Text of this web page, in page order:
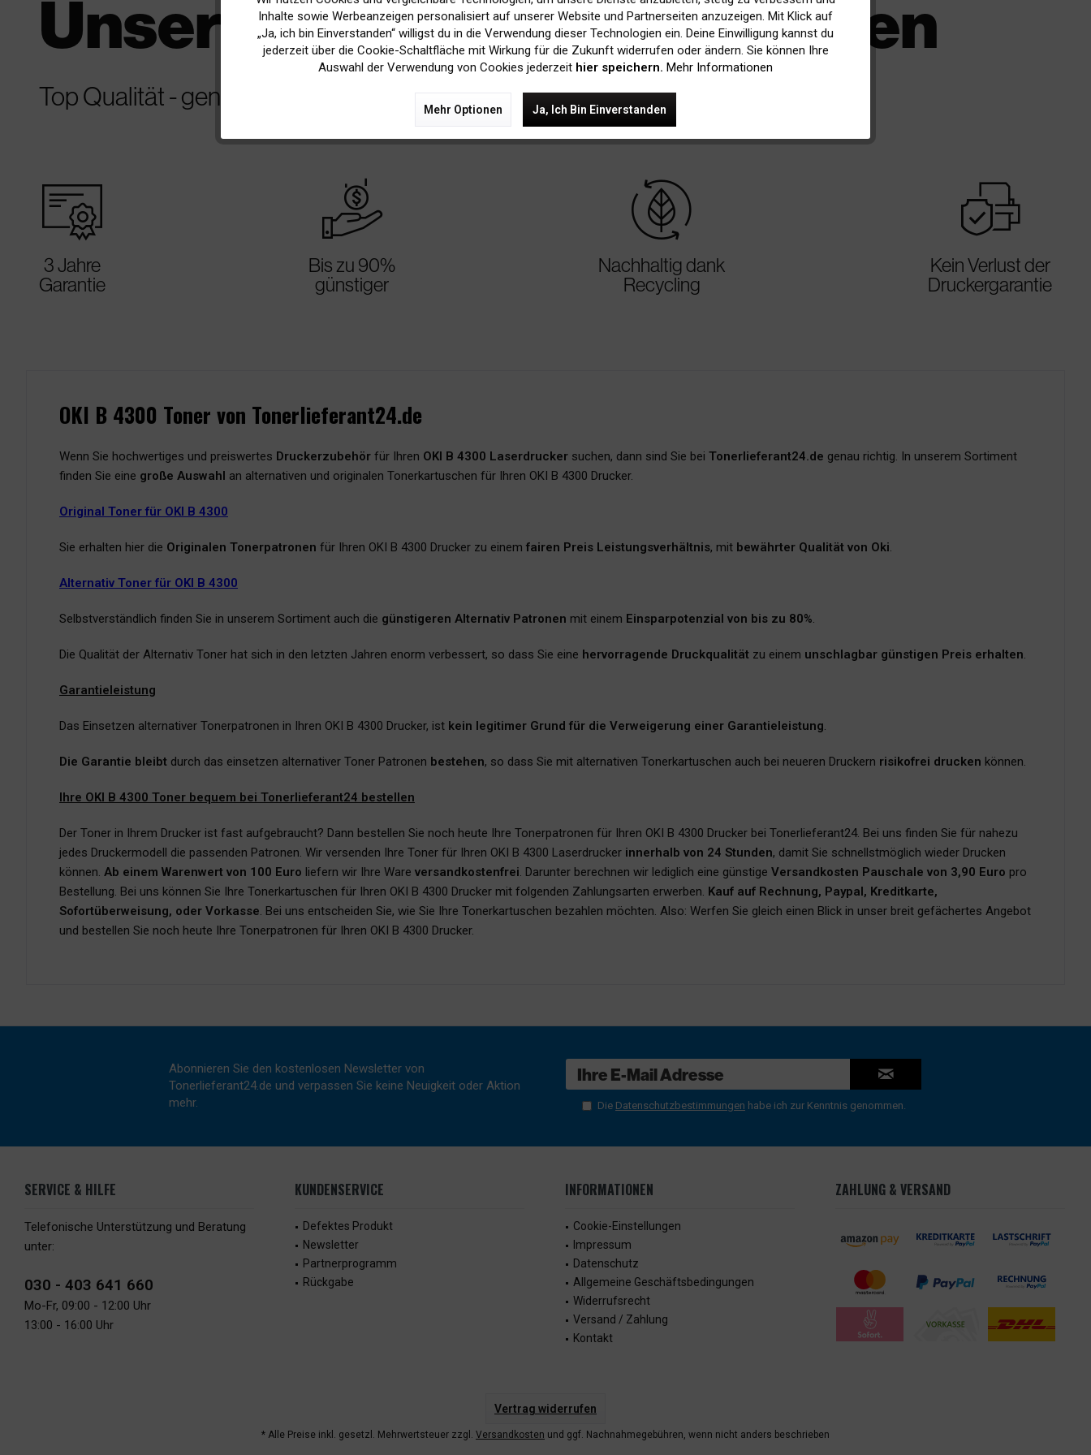
Unsere kompatiblen Patronen
Top Qualität - genial günstig
warranty_certificate
3 Jahre
Garantie
best_price
Bis zu 90%
günstiger
sustainable
Nachhaltig dank
Recycling
warranty
Kein Verlust der
Druckergarantie
OKI B 4300 Toner von Tonerlieferant24.de
Wenn Sie hochwertiges und preiswertes Druckerzubehör für Ihren OKI B 4300 Laserdrucker suchen, dann sind Sie bei Tonerlieferant24.de genau richtig. In unserem Sortiment
finden Sie eine große Auswahl an alternativen und originalen Tonerkartuschen für Ihren OKI B 4300 Drucker.
Original Toner für OKI B 4300
Sie erhalten hier die Originalen Tonerpatronen für Ihren OKI B 4300 Drucker zu einem fairen Preis Leistungsverhältnis, mit bewährter Qualität von Oki.
Alternativ Toner für OKI B 4300
Selbstverständlich finden Sie in unserem Sortiment auch die günstigeren Alternativ Patronen mit einem Einsparpotenzial von bis zu 80%.
Die Qualität der Alternativ Toner hat sich in den letzten Jahren enorm verbessert, so dass Sie eine hervorragende Druckqualität zu einem unschlagbar günstigen Preis erhalten.
Garantieleistung
Das Einsetzen alternativer Tonerpatronen in Ihren OKI B 4300 Drucker, ist kein legitimer Grund für die Verweigerung einer Garantieleistung.
Die Garantie bleibt durch das einsetzen alternativer Toner Patronen bestehen, so dass Sie mit alternativen Tonerkartuschen auch bei neueren Druckern risikofrei drucken können.
Ihre OKI B 4300 Toner bequem bei Tonerlieferant24 bestellen
Der Toner in Ihrem Drucker ist fast aufgebraucht? Dann bestellen Sie noch heute Ihre Tonerpatronen für Ihren OKI B 4300 Drucker bei Tonerlieferant24. Bei uns finden Sie für nahezu
jedes Druckermodell die passenden Patronen. Wir versenden Ihre Toner für Ihren OKI B 4300 Laserdrucker innerhalb von 24 Stunden, damit Sie schnellstmöglich wieder Drucken
können. Ab einem Warenwert von 100 Euro liefern wir Ihre Ware versandkostenfrei. Darunter berechnen wir lediglich eine günstige Versandkosten Pauschale von 3,90 Euro pro
Bestellung. Bei uns können Sie Ihre Tonerkartuschen für Ihren OKI B 4300 Drucker mit folgenden Zahlungsarten erwerben. Kauf auf Rechnung, Paypal, Kreditkarte,
Sofortüberweisung, oder Vorkasse. Bei uns entscheiden Sie, wie Sie Ihre Tonerkartuschen bezahlen möchten. Also: Werfen Sie gleich einen Blick in unser breit gefächertes Angebot
und bestellen Sie noch heute Ihre Tonerpatronen für Ihren OKI B 4300 Drucker.
Abonnieren Sie den kostenlosen Newsletter von
Tonerlieferant24.de und verpassen Sie keine Neuigkeit oder Aktion
mehr.
Die Datenschutzbestimmungen habe ich zur Kenntnis genommen.
SERVICE & HILFE
Telefonische Unterstützung und Beratung
unter:
030 - 403 641 660
Mo-Fr, 09:00 - 12:00 Uhr
13:00 - 16:00 Uhr
KUNDENSERVICE
Defektes Produkt
Newsletter
Partnerprogramm
Rückgabe
INFORMATIONEN
Cookie-Einstellungen
Impressum
Datenschutz
Allgemeine Geschäftsbedingungen
Widerrufsrecht
Versand / Zahlung
Kontakt
ZAHLUNG & VERSAND
Vertrag widerrufen
* Alle Preise inkl. gesetzl. Mehrwertsteuer zzgl. Versandkosten und ggf. Nachnahmegebühren, wenn nicht anders beschrieben
Marketing Inaktiv
Inhalte sowie Werbeanzeigen personalisiert auf unserer Website und Partnerseiten anzuzeigen. Mit Klick auf
„Ja, ich bin Einverstanden“ willigst du in die Verwendung dieser Technologien ein. Deine Einwilligung kannst du
jederzeit über die Cookie-Schaltfläche mit Wirkung für die Zukunft widerrufen oder ändern. Sie können Ihre
Auswahl der Verwendung von Cookies jederzeit hier speichern. Mehr Informationen
Mehr Optionen Ja, Ich Bin Einverstanden